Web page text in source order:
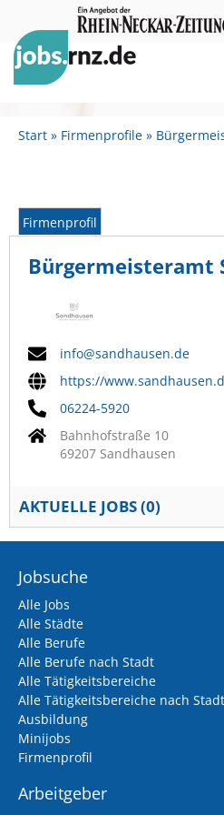
Start Firmenprofile
Firmenprofil
Bürgermeisteramt
info@sandhausen.de
https://
06224-5920
Bahnhofstraße 10
69207 Sandhausen
AKTUELLE JOBS (0)
Jobsuche
Alle Jobs
Alle Städte
Alle Berufe
Alle Berufe nach Stadt
Alle Tätigkeitsbereiche
Alle Tätigkeitsbereiche nach Stadt
Ausbildung
Minijobs
Firmenprofil
Arbeitgeber